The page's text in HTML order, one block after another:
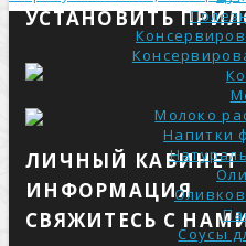
Молоко
Напитки
Соусы
УСТАНОВИТЬ
ЛИЧНЫЙ КАБИНЕТ
ИНФОРМАЦИЯ
СВЯЖИТЕСЬ С